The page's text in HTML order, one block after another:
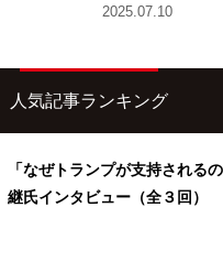
2025.07.10
人気記事ランキング
「なぜトランプが支持される
継氏インタビュー（全３回）